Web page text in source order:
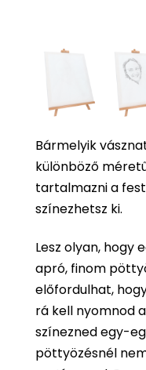
Bármelyik
különböző
tartalmazni a
színezhetsz ki.
Lesz olyan, hogy
apró, finom
előfordulhat,
rá kell nyomnod
színezned egy-
pöttyözésnél